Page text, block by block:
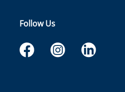
Follow Us